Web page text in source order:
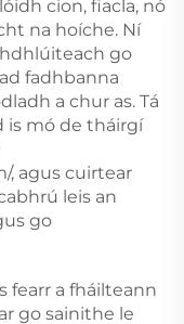
cion, fiacla, nó
na hoíche. Ní
go
fadhbanna
a chur as. Tá
is mó de tháirgí
, agus cuirtear
leis an
go
fearr a fháilteann
go sainithe le